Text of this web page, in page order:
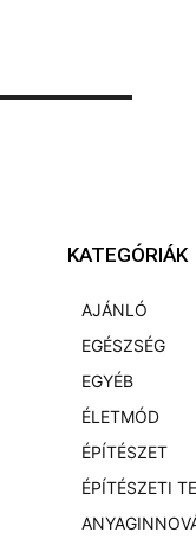
KATEGÓRIÁK
AJÁNLÓ
EGÉSZSÉG
EGYÉB
ÉLETMÓD
ÉPÍTÉSZET
ÉPÍTÉSZETI